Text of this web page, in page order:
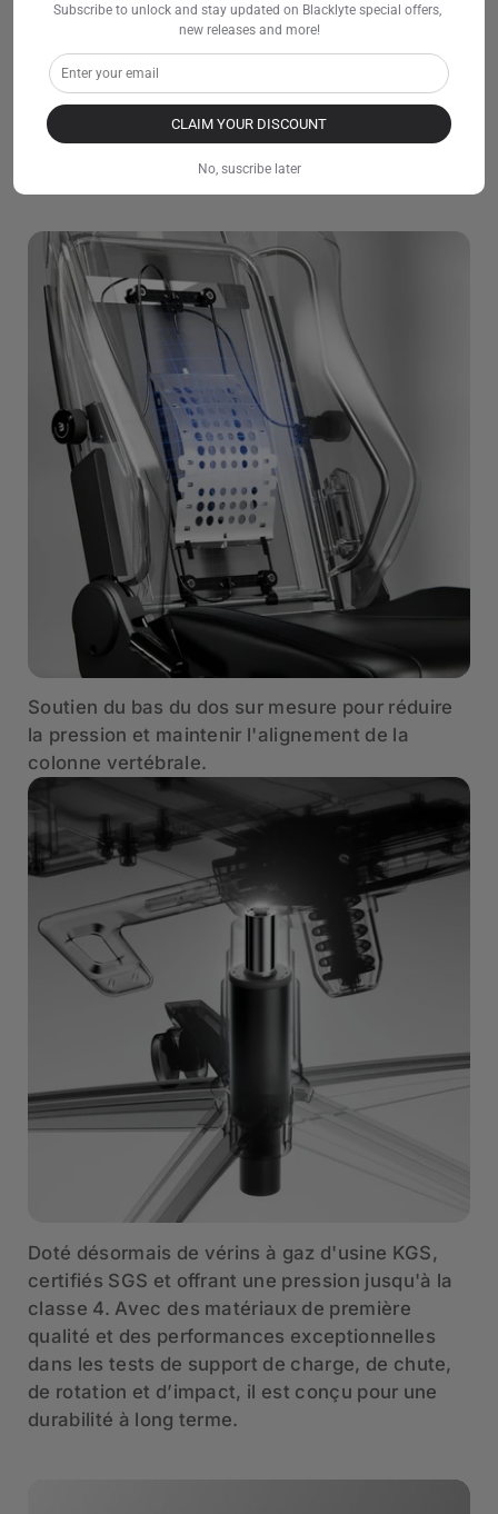
Soutien du bas du dos sur mesure pour réduire
la pression et maintenir l'alignement de la
colonne vertébrale.
Doté désormais de vérins à gaz d'usine KGS,
certifiés SGS et offrant une pression jusqu'à la
classe 4. Avec des matériaux de première
qualité et des performances exceptionnelles
dans les tests de support de charge, de chute,
de rotation et d’impact, il est conçu pour une
durabilité à long terme.
Subscribe to unlock and stay updated on Blacklyte special offers,
new releases and more!
CLAIM YOUR DISCOUNT
No, suscribe later